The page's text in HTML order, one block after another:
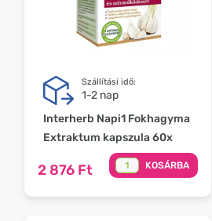
Szállítási idő:
1-2 nap
Interherb Napi1 Fokhagyma
Extraktum kapszula 60x
2 876 Ft KOSÁRBA